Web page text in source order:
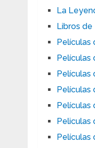
La
Libros de
Películas
Películas
Películas
Películas
Películas
Peliculas
Películas